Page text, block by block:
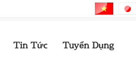
Tin Tức Tuyển Dụng